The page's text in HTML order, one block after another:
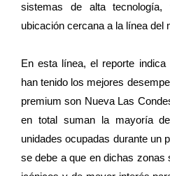
sistemas de alta
ubicación cercana a la línea del
En esta línea, el reporte
han tenido los mejores
premium son Nueva Las
en total suman la mayoría
unidades ocupadas durante un
se debe a que en dichas zonas